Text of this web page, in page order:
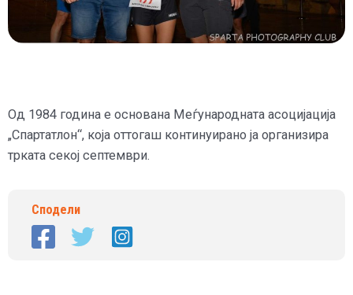
Од 1984 година е основана Меѓународната асоцијација
„Спартатлон“, која оттогаш континуирано ја организира
трката секој септември.
Сподели